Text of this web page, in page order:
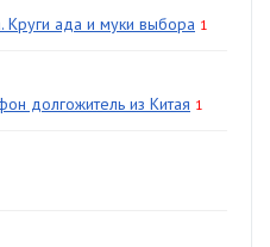
Круги ада и муки выбора 1
долгожитель из Китая 1